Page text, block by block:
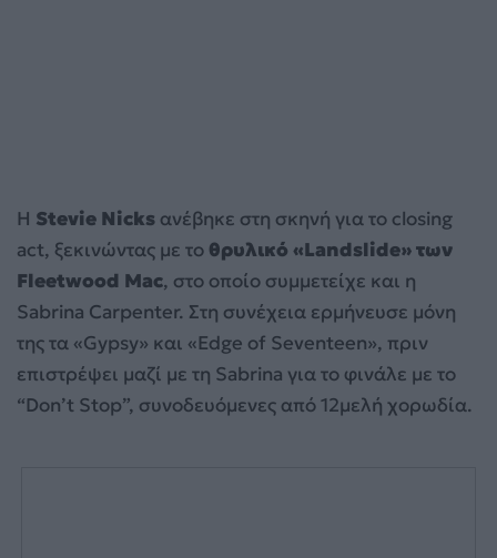
Η Stevie Nicks ανέβηκε στη σκηνή για το closing
act, ξεκινώντας με το θρυλικό «Landslide» των
Fleetwood Mac, στο οποίο συμμετείχε και η
Sabrina Carpenter. Στη συνέχεια ερμήνευσε μόνη
της τα «Gypsy» και «Edge of Seventeen», πριν
επιστρέψει μαζί με τη Sabrina για το φινάλε με το
“Don’t Stop”, συνοδευόμενες από 12μελή χορωδία.